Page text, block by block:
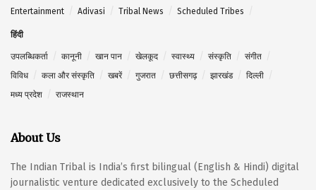
Entertainment
Adivasi Tribal News Scheduled Tribes
हिंदी
उपलब्धिकर्ता कानूनी खान पान खेलकूद स्वास्थ्य संस्कृति
संगीत
विविध
कला और संस्कृति खबरें गुजरात छत्तीसगढ़ झारखंड
दिल्ली
मध्य प्रदेश
राजस्थान
About Us
The Indian Tribal is India’s first bilingual (English & Hindi) digital
journalistic venture dedicated exclusively to the Scheduled